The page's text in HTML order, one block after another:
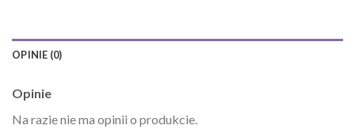
OPINIE (0)
Opinie
Na razie nie ma opinii o produkcie.